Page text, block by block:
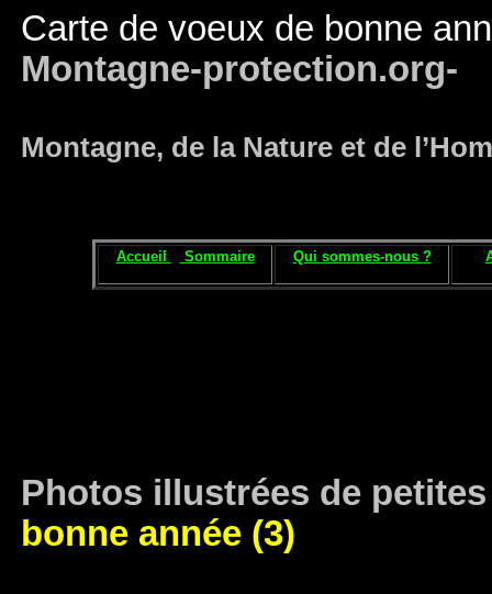
Carte de voeux de bonne
Montagne-protection.org-
Montagne, de la Nature et de
Accueil Sommaire Qui sommes-nous ?
Photos illustrées de
bonne année (3)